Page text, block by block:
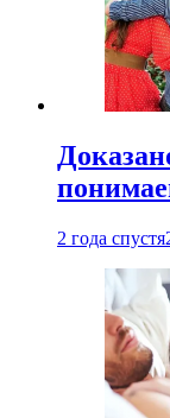
2 года спустя